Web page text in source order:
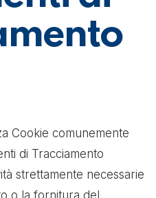
Cookie comunemente
di Tracciamento
strettamente necessarie
o la fornitura del